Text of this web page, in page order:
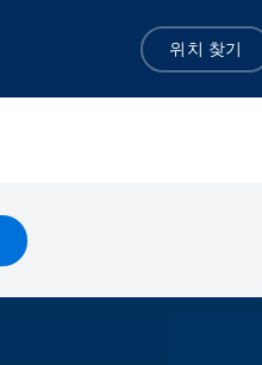
위치 찾기